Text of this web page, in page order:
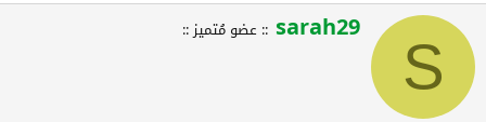
S
W
r
sarah29 :: عضو مُتميز ::